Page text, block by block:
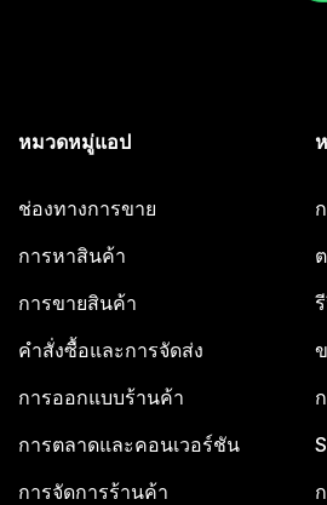
หมวดหมู่แอป
ช่องทางการขาย
การหาสินค้า
การขายสินค้า
คำสั่งซื้อและการจัดส่ง
การออกแบบร้านค้า
การตลาดและคอนเวอร์ชัน
การจัดการร้านค้า